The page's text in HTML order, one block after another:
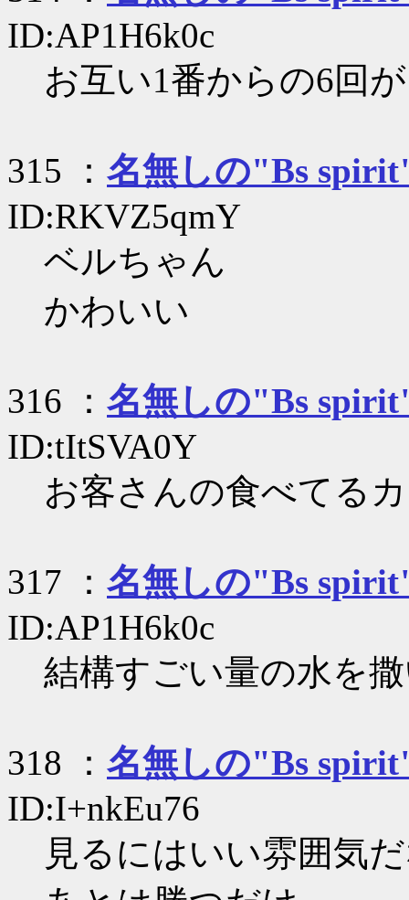
ID:AP1H6k0c
お互い1番からの6回
315 ： 名無しの"Bs
ID:RKVZ5qmY
ベルちゃん
かわいい
316 ： 名無しの"Bs
ID:tItSVA0Y
お客さんの食べてる
317 ： 名無しの"Bs
ID:AP1H6k0c
結構すごい量の水を
318 ： 名無しの"Bs
ID:I+nkEu76
見るにはいい雰囲気